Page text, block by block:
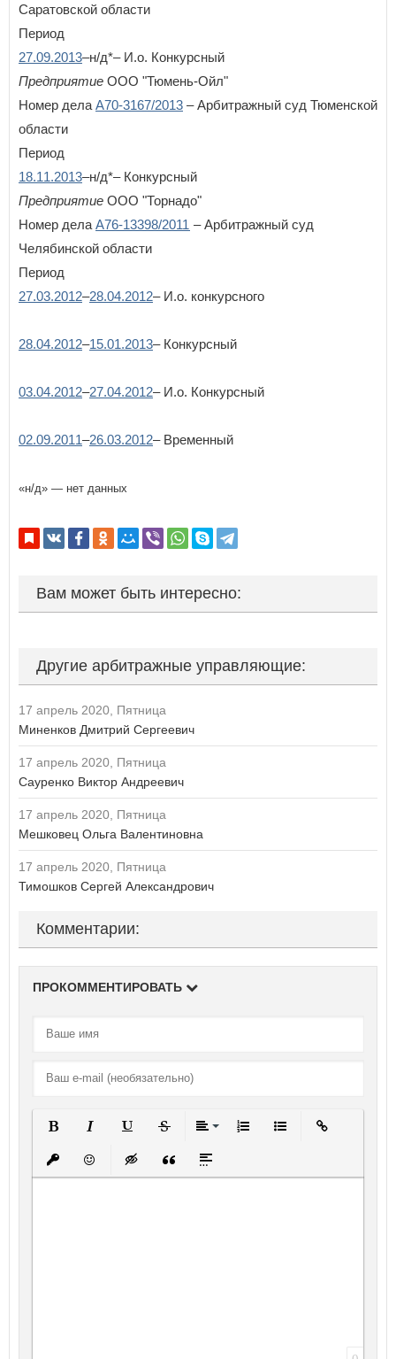
Саратовской области
Период
27.09.2013–н/д*– И.о. Конкурсный
Предприятие ООО "Тюмень-Ойл"
Номер дела А70-3167/2013 – Арбитражный суд Тюменской
области
Период
18.11.2013–н/д*– Конкурсный
Предприятие ООО "Торнадо"
Номер дела А76-13398/2011 – Арбитражный суд
Челябинской области
Период
27.03.2012–28.04.2012– И.о. конкурсного
28.04.2012–15.01.2013– Конкурсный
03.04.2012–27.04.2012– И.о. Конкурсный
02.09.2011–26.03.2012– Временный
«н/д» — нет данных
Вам может быть интересно:
Другие арбитражные управляющие:
17 апрель 2020, Пятница
Миненков Дмитрий Сергеевич
17 апрель 2020, Пятница
Сауренко Виктор Андреевич
17 апрель 2020, Пятница
Мешковец Ольга Валентиновна
17 апрель 2020, Пятница
Тимошков Сергей Александрович
Комментарии:
ПРОКОММЕНТИРОВАТЬ
Вставить защищенную ссылку
Вставить смайлик
Вставка скрытого текста
Вставка цитаты
Вставка спойлера